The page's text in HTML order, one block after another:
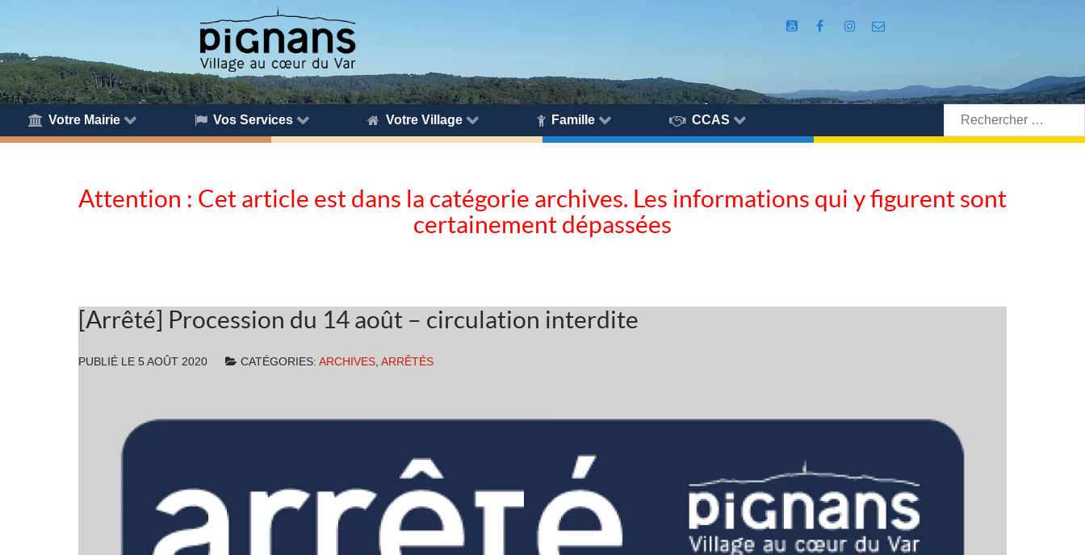
Votre Mairie Vos Services Votre Village Famille CCAS
Rechercher:
Attention : Cet article est dans la catégorie archives. Les informations qui y figurent sont
certainement dépassées
[Arrêté] Procession du 14 août – circulation interdite
PUBLIÉ LE 5 AOÛT 2020 CATÉGORIES: ARCHIVES ARRÊTÉS